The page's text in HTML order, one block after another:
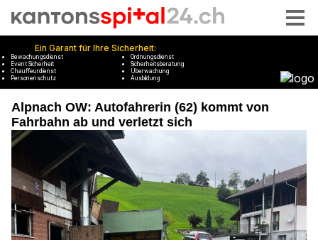
Alpnach OW: Autofahrerin (62) kommt von
Fahrbahn ab und verletzt sich